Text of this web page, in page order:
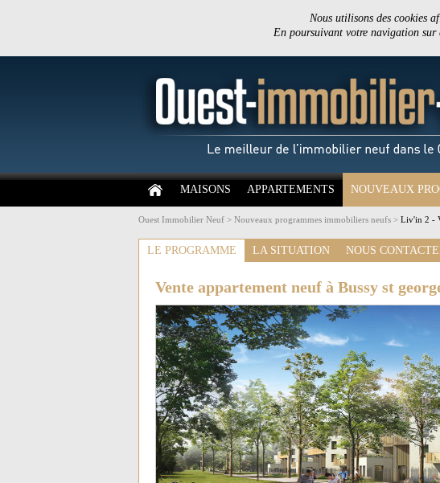
Nous utilisons des cookies
En poursuivant votre navigation sur
MAISONS APPARTEMENTS NOUVEAUX
Ouest Immobilier Neuf > Nouveaux programmes immobiliers neufs > Liv'in 2 -
LE PROGRAMME LA SITUATION NOUS
Vente appartement neuf à Bussy st